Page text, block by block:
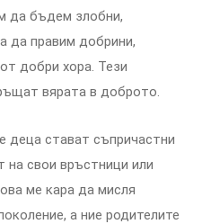
да бъдем злобни,
да правим добрини,
добри хора. Тези
вярата в доброто.
деца стават съпричастни
на свои връстници или
ме кара да мисля
а ние родителите